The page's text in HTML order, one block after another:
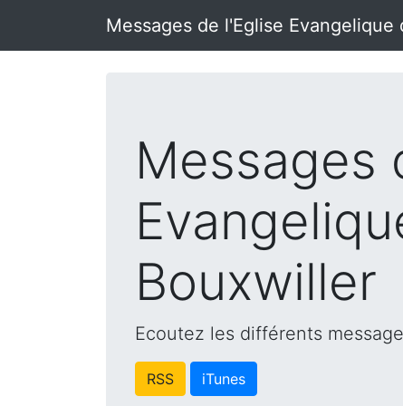
Messages de l'Eglise Evangelique
Messages
Bouxwiller
Ecoutez les différents
RSS iTunes